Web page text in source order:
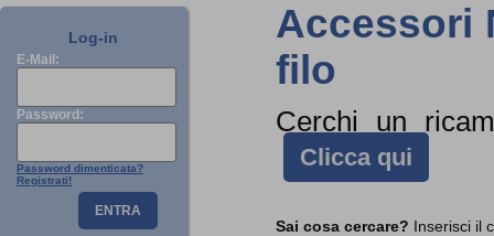
Log-in
E-Mail:
Password:
Password dimenticata?
Registrati!
ENTRA
Accessori
filo
Cerchi un
Clicca qui
Sai cosa cercare? Inserisci il